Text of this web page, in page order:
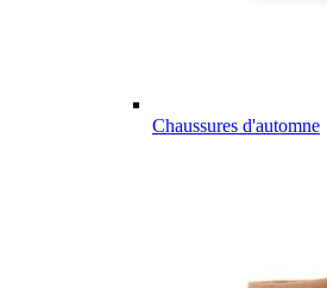
Chaussures d'automne